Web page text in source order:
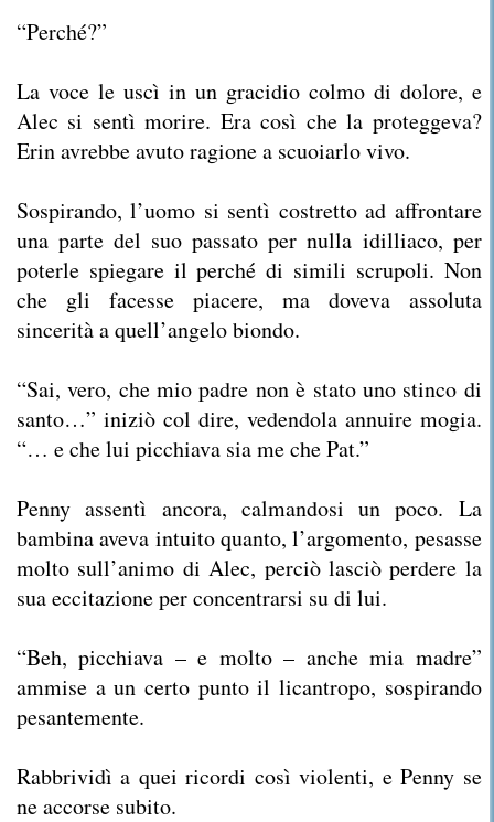
“Perché?”
La voce le uscì in un gracidio colmo di dolore, e
Alec si sentì morire. Era così che la proteggeva?
Erin avrebbe avuto ragione a scuoiarlo vivo.
Sospirando, l’uomo si sentì costretto ad affrontare
una parte del suo passato per nulla idilliaco, per
poterle spiegare il perché di simili scrupoli. Non
che gli facesse piacere, ma doveva assoluta
sincerità a quell’angelo biondo.
“Sai, vero, che mio padre non è stato uno stinco di
santo…” iniziò col dire, vedendola annuire mogia.
“… e che lui picchiava sia me che Pat.”
Penny assentì ancora, calmandosi un poco. La
bambina aveva intuito quanto, l’argomento, pesasse
molto sull’animo di Alec, perciò lasciò perdere la
sua eccitazione per concentrarsi su di lui.
“Beh, picchiava – e molto – anche mia madre”
ammise a un certo punto il licantropo, sospirando
pesantemente.
Rabbrividì a quei ricordi così violenti, e Penny se
ne accorse subito.